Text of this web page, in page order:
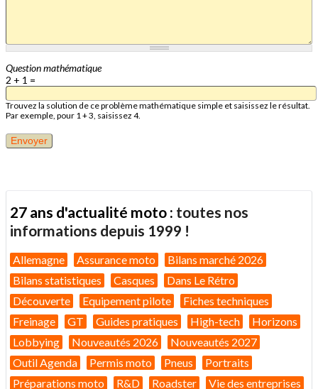
Question mathématique
2 + 1 =
Trouvez la solution de ce problème mathématique simple et saisissez le résultat.
Par exemple, pour 1 + 3, saisissez 4.
27 ans d'actualité moto : toutes nos
informations depuis 1999 !
Allemagne Assurance moto
Bilans marché 2026
Bilans statistiques
Casques
Dans Le Rétro
Découverte
Equipement pilote
Fiches techniques
Freinage
GT Guides pratiques High-tech
Horizons
Lobbying
Nouveautés 2026
Nouveautés 2027
Outil Agenda
Permis moto Pneus
Portraits
Préparations moto
R&D Roadster Vie des entreprises